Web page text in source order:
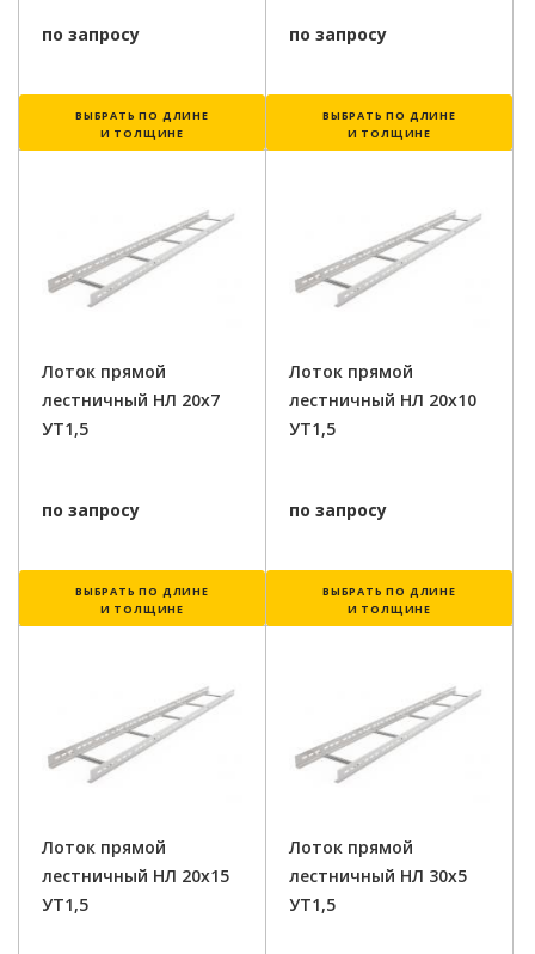
по запросу
ВЫБРАТЬ ПО ДЛИНЕ
И ТОЛЩИНЕ
по запросу
ВЫБРАТЬ ПО ДЛИНЕ
И ТОЛЩИНЕ
Лоток прямой
лестничный НЛ 20х7
УТ1,5
по запросу
ВЫБРАТЬ ПО ДЛИНЕ
И ТОЛЩИНЕ
Лоток прямой
лестничный НЛ 20х10
УТ1,5
по запросу
ВЫБРАТЬ ПО ДЛИНЕ
И ТОЛЩИНЕ
Лоток прямой
лестничный НЛ 20х15
УТ1,5
Лоток прямой
лестничный НЛ 30х5
УТ1,5